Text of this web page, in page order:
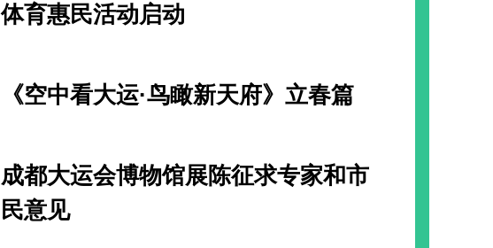
体育惠民活动启动
《空中看大运·鸟瞰新天府》立春篇
成都大运会博物馆展陈征求专家和市
民意见